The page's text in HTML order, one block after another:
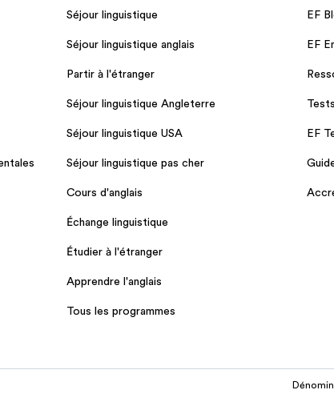
Séjour linguistique
Séjour linguistique anglais
Partir à l'étranger
Séjour linguistique Angleterre
Séjour linguistique USA
Séjour linguistique pas cher
Cours d'anglais
Échange linguistique
Étudier à l'étranger
Apprendre l'anglais
Tous les programmes
EF
EF
EF